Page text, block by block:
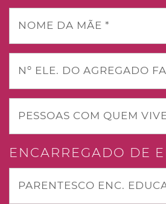
NOME DA MÃE *
Nº ELE. DO AGREGADO
PESSOAS COM QUEM
ENCARREGADO DE
PARENTESCO ENC.